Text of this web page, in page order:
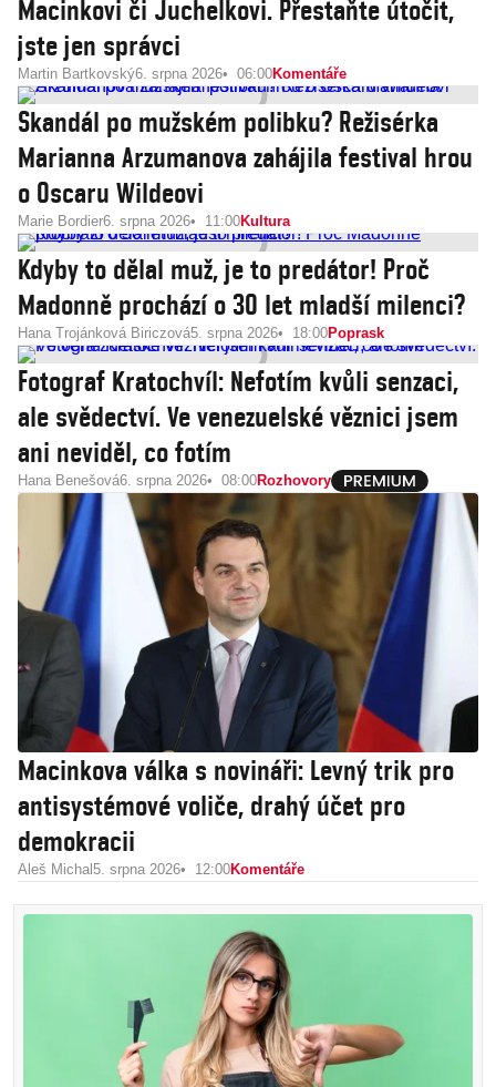
Macinkovi či Juchelkovi. Přestaňte útočit,
jste jen správci
Martin Bartkovský6. srpna 2026 06:00Komentáře
Skandál po mužském polibku? Režisérka
Marianna Arzumanova zahájila festival hrou
o Oscaru Wildeovi
Marie Bordier6. srpna 2026 11:00Kultura
Kdyby to dělal muž, je to predátor! Proč
Madonně prochází o 30 let mladší milenci?
Hana Trojánková Biriczová5. srpna 2026 18:00Poprask
Fotograf Kratochvíl: Nefotím kvůli senzaci,
ale svědectví. Ve venezuelské věznici jsem
ani neviděl, co fotím
Hana Benešová6. srpna 2026 08:00Rozhovory
Macinkova válka s novináři: Levný trik pro
antisystémové voliče, drahý účet pro
demokracii
Aleš Michal 5. srpna 2026 12:00Komentáře